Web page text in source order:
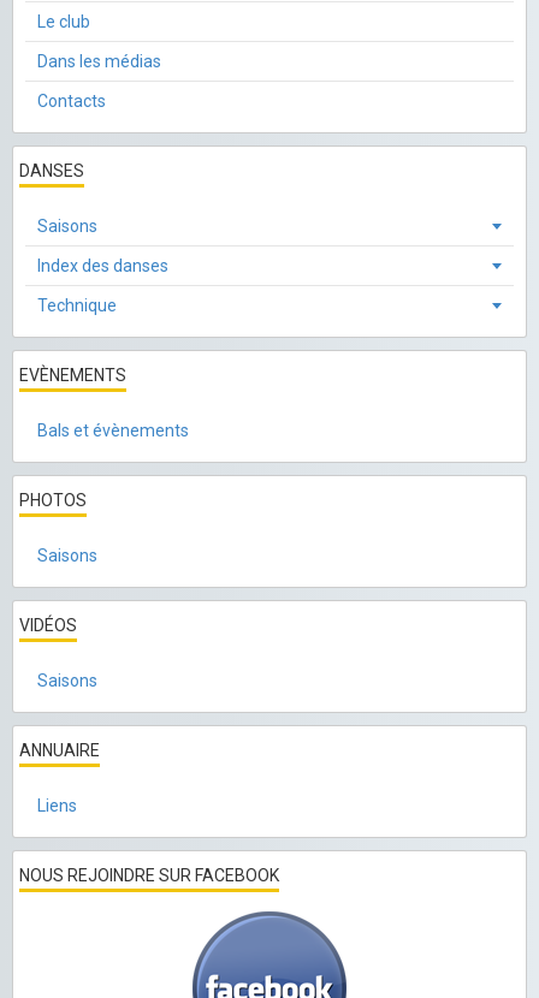
Le club
Dans les médias
Contacts
DANSES
Saisons
Index des danses
Technique
EVÈNEMENTS
Bals et évènements
PHOTOS
Saisons
VIDÉOS
Saisons
ANNUAIRE
Liens
NOUS REJOINDRE SUR FACEBOOK